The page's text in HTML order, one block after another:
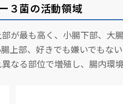
３菌の活動領域
が最も高く、小腸下部、大
上部、好きでも嫌いでもな
なる部位で増殖し、腸内環境